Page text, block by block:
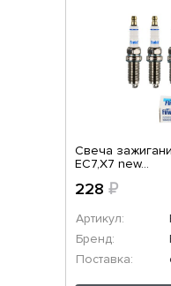
Свеча
EC7,X7 new...
228 ₽
Артикул:
Бренд:
Поставка: